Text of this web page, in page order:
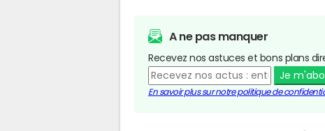
A ne pas manquer
Recevez nos astuces et bons plans
Je
En savoir plus sur notre politique de